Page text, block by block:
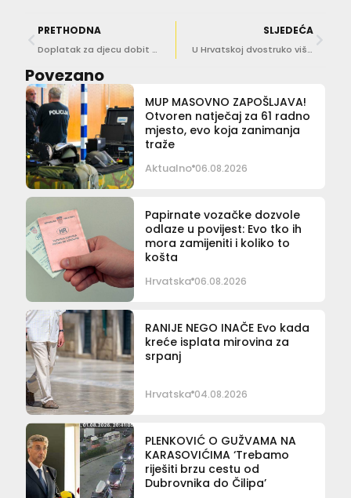
PRETHODNA
Doplatak za djecu dobit će 124 875 korisnika
SLJEDEĆA
U Hrvatskoj dvostruko više Talijana nego lani
Povezano
MUP MASOVNO ZAPOŠLJAVA!
Otvoren natječaj za 61 radno
mjesto, evo koja zanimanja
traže
Aktualno 06.08.2026
Papirnate vozačke dozvole
odlaze u povijest: Evo tko ih
mora zamijeniti i koliko to
košta
Hrvatska 06.08.2026
RANIJE NEGO INAČE Evo kada
kreće isplata mirovina za
srpanj
Hrvatska 04.08.2026
PLENKOVIĆ O GUŽVAMA NA
KARASOVIĆIMA ‘Trebamo
riješiti brzu cestu od
Dubrovnika do Čilipa’